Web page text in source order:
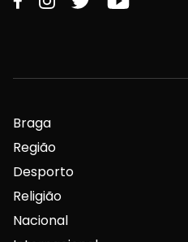
Braga
Região
Desporto
Religião
Nacional